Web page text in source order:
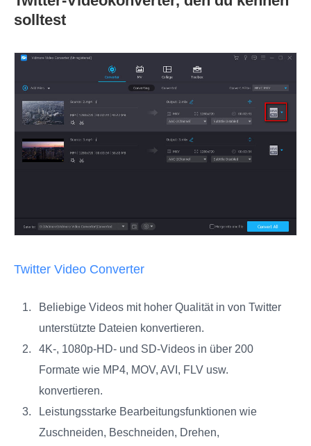
solltest
Twitter Video Converter
Beliebige Videos mit hoher Qualität in von Twitter
unterstützte Dateien konvertieren.
4K‑, 1080p‑HD‑ und SD‑Videos in über 200
Formate wie MP4, MOV, AVI, FLV usw.
konvertieren.
Leistungsstarke Bearbeitungsfunktionen wie
Zuschneiden, Beschneiden, Drehen,